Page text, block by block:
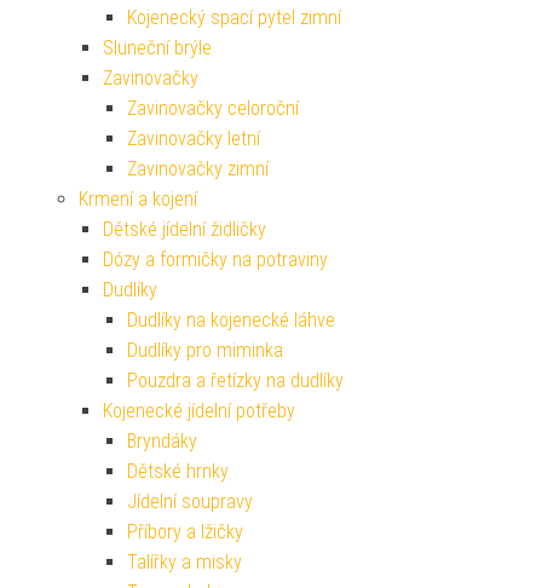
Kojenecký spací pytel zimní
Sluneční brýle
Zavinovačky
Zavinovačky celoroční
Zavinovačky letní
Zavinovačky zimní
Krmení a kojení
Dětské jídelní židličky
Dózy a formičky na potraviny
Dudlíky
Dudlíky na kojenecké láhve
Dudlíky pro miminka
Pouzdra a řetízky na dudlíky
Kojenecké jídelní potřeby
Bryndáky
Dětské hrnky
Jídelní soupravy
Příbory a lžičky
Talířky a misky